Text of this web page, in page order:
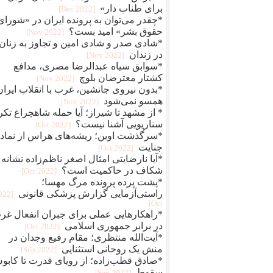
برای طناب دار»
[2022 Dec]
*چقدر می‌توان به پرونده ایران در
حقوق بشر» امید بست؟
[2022 Nov]
*شادی صدر و شادی امین و تجاوز به زنان
در زندان
[2022 Nov]
*سوابق سیاه عبدالرضا مصری، مدافع
کشتار معترضان بلوچ
[2022 Nov]
*بدون نیروی جانشین، غرب با انقلاب
همسو نمی‌شود
[2022 Nov]
* از مشهد تا شیراز؛ آیا حمله شاهچراغ
سناریویی آشنا نیست؟
[2022 Oct]
*سرگذشت اوین؛ ریشه‌های هراس از نماد
جنایت
[2022 Oct]
*آیا نارضایتی امثال اصغر ناظم‌زاده نشانه
شکاف در حاکمیت است؟
[2022 Oct]
*پشت پرده پرونده مرگ مهسا؛
راستی‌آزمایی گزارش پزشکی قانونی
Oct]
*راهکارهایی عملی برای جبران انفعال
در برابر جمهوری اسلامی
[2022 Oct]
*آیت‌الله منتظری؛ مقام رفیع وجدان در
منش یک روحانی استثنایی
[2022 Sep]
*صادق قطب‌زاده؛ از رویای قدرت تا